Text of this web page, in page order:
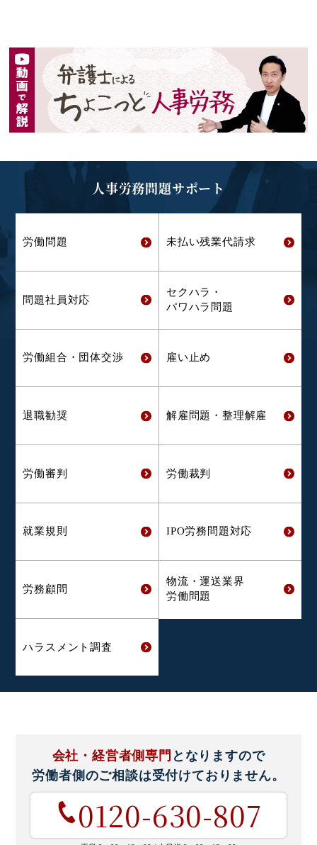
人事労務問題サポート
労働問題 未払い残業代請求
問題社員対応
セクハラ・
パワハラ問題
労働組合・ 団体交渉 雇い止め
退職勧奨 解雇問題・ 整理解雇
労働審判 労働裁判
就業規則 IPO労務問題対応
労務顧問
物流・運送業界
労働問題
ハラスメント調査
会社・経営者側専門 となりますので
労働者側のご相談は受付けておりません。
0120-630-807